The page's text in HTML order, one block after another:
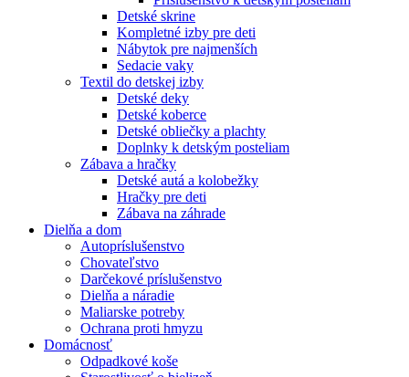
Detské skrine
Kompletné izby pre deti
Nábytok pre najmenších
Sedacie vaky
Textil do detskej izby
Detské deky
Detské koberce
Detské obliečky a plachty
Doplnky k detským posteliam
Zábava a hračky
Detské autá a kolobežky
Hračky pre deti
Zábava na záhrade
Dielňa a dom
Autopríslušenstvo
Chovateľstvo
Darčekové príslušenstvo
Dielňa a náradie
Maliarske potreby
Ochrana proti hmyzu
Domácnosť
Odpadkové koše